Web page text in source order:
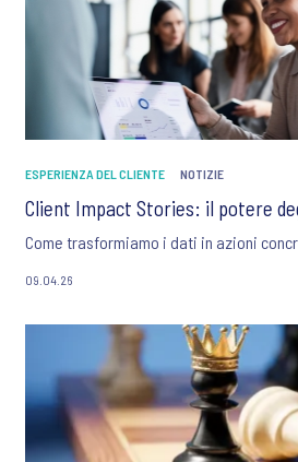
ESPERIENZA DEL CLIENTE NOTIZIE
Client Impact Stories: il potere
Come trasformiamo i dati in azioni
09.04.26